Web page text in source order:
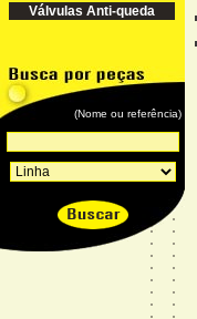
Válvulas Anti-queda
(Nome ou referência)